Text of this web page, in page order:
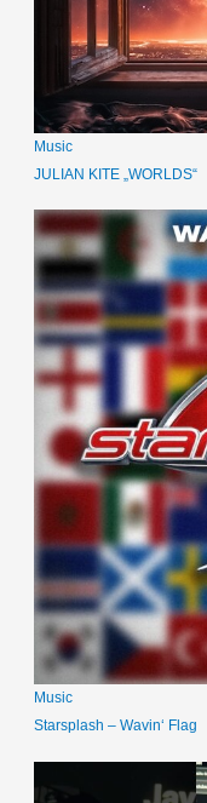
Music
JULIAN KITE „WORLDS“
Music
Starsplash – Wavin‘ Flag